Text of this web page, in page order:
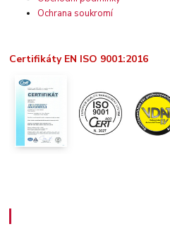
Ochrana soukromí
Certifikáty EN ISO 9001:2016